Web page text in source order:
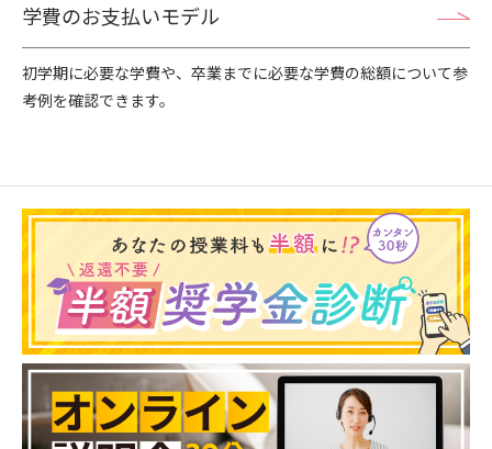
学費のお支払いモデル
初学期に必要な学費や、卒業までに必要な学費の総額について参
考例を確認できます。